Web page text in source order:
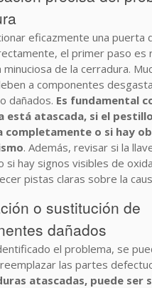
eficazmente una puerta
el primer paso es
minuciosa de la cerradura.
a componentes
dañados. Es fundamental
está atascada, si el
completamente o si hay
. Además, revisar si la
si hay signos visibles de
pistas claras sobre la
o sustitución de
dañados
el problema, se
las partes
atascadas, puede ser